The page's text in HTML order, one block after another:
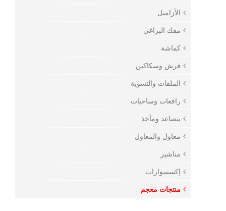
الأزاميل
مفك البراغي
كماشة
فرش وسكاكين
الملفات والتسوية
رافعات وساحبات
يتصاعد ومآخذ
معاول والمعاول
مناشير
إكسسوارات
منتجات معجم